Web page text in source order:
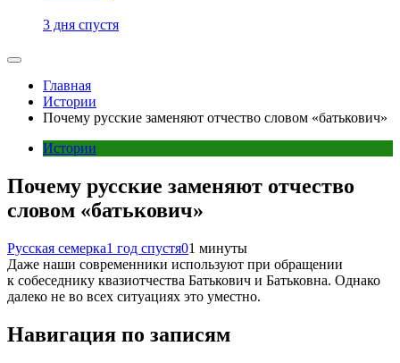
3 дня спустя
Главная
Истории
Почему русские заменяют отчество словом «батькович»
Истории
Почему русские заменяют отчество
словом «батькович»
Русская семерка1 год спустя01 минуты
Даже наши современники используют при обращении
к собеседнику квазиотчества Батькович и Батьковна. Однако
далеко не во всех ситуациях это уместно.
Навигация по записям